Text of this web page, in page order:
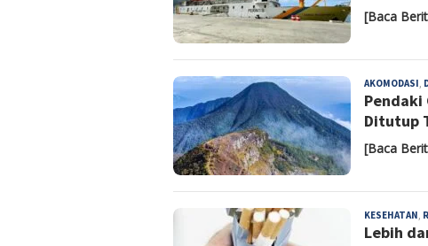
[Baca
AKOMODASI,
Pendaki
Ditutup
[Baca
KESEHATAN,
Lebih